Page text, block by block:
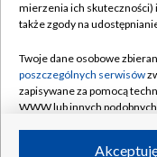
Naziemna
Rada Programowa
System NOS
Informacje o
mierzenia ich skuteczności)
także zgody na
Twoje dane osobowe
poszczególnych serwisów
zapisywane za pomocą
WWW lub innych